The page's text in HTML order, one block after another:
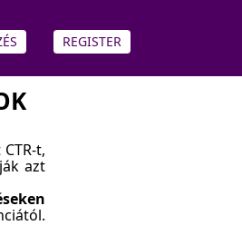
REGISTER
t,
azt